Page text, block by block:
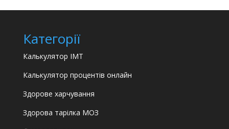
Категорії
Калькулятор ІМТ
Калькулятор процентів онлайн
Здорове харчування
Здорова тарілка МОЗ